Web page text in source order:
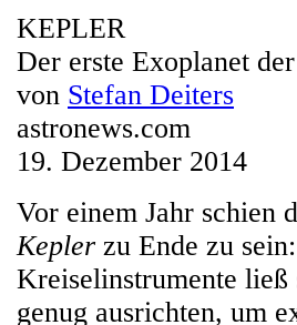
KEPLER
Der erste Exoplanet
von Stefan Deiters
astronews.com
19. Dezember 2014
Vor einem Jahr schien
Kepler zu Ende zu
Kreiselinstrumente ließ
genug ausrichten, um